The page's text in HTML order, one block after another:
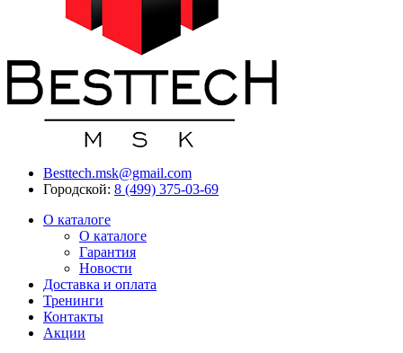
Besttech.msk@gmail.com
Городской: 8 (499) 375-03-69
О каталоге
О каталоге
Гарантия
Новости
Доставка и оплата
Тренинги
Контакты
Акции